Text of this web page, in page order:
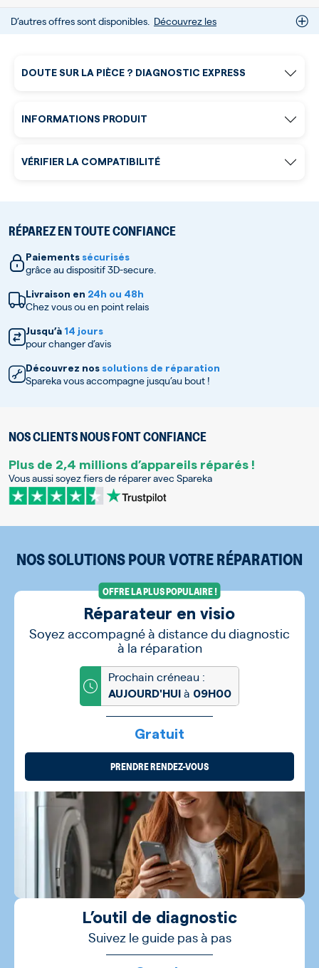
D’autres offres sont disponibles. Découvrez les
DOUTE SUR LA PIÈCE ? DIAGNOSTIC EXPRESS
INFORMATIONS PRODUIT
RÉPAREZ EN TOUTE CONFIANCE
Paiements sécurisés
grâce au dispositif 3D-secure.
Livraison en 24h ou 48h
Chez vous ou en point relais
Jusqu’à 14 jours
pour changer d’avis
Découvrez nos solutions de réparation
Spareka vous accompagne jusqu’au bout !
NOS CLIENTS NOUS FONT CONFIANCE
Plus de 2,4 millions d’appareils réparés !
Vous aussi soyez fiers de réparer avec Spareka
VÉRIFIER LA COMPATIBILITÉ
NOS SOLUTIONS POUR VOTRE RÉPARATION
OFFRE LA PLUS POPULAIRE !
Réparateur en visio
Soyez accompagné à distance du diagnostic
à la réparation
Prochain créneau :
AUJOURD'HUI à 09H00
Gratuit
PRENDRE RENDEZ-VOUS
L’outil de diagnostic
Suivez le guide pas à pas